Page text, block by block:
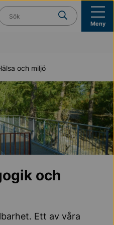
söker du?
Meny
och miljö
och
Ett av våra